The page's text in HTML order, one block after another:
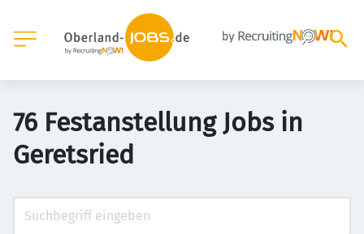
76 Festanstellung Jobs in
Geretsried